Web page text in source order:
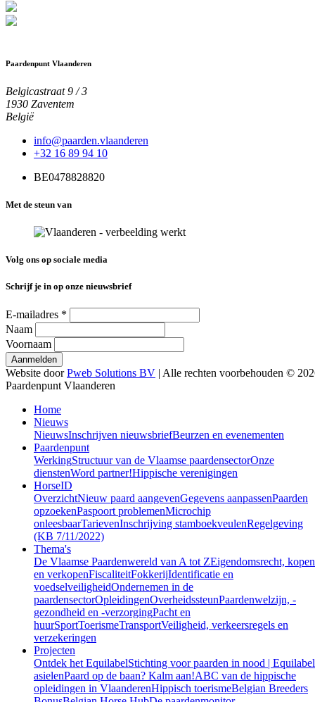
Paardenpunt Vlaanderen
Belgicastraat 9 / 3
1930 Zaventem
België
info@paarden.vlaanderen
+32 16 89 94 10
BE0478828820
Met de steun van
Volg ons op sociale media
Schrijf je in op onze nieuwsbrief
E-mailadres *
Naam
Voornaam
Website doorPweb Solutions BV | Alle rechten voorbehouden ©
Paardenpunt Vlaanderen
Home
Nieuws
NieuwsInschrijven nieuwsbriefBeurzen en evenementen
Paardenpunt
WerkingStructuur van de Vlaamse paardensectorOnze
dienstenWord partner!Hippische verenigingen
HorseID
OverzichtNieuw paard aangevenGegevens aanpassenPaarden
opzoekenPaspoort problemenMicrochip
onleesbaarTarievenInschrijving stamboekveulenRegelgeving
(KB 7/11/2022)
Thema's
De Vlaamse Paardenwereld van A tot ZEigendomsrecht, kopen
en verkopenFiscaliteitFokkerijIdentificatie en
voedselveiligheidOndernemen in de
paardensectorOpleidingenOverheidssteunPaardenwelzijn, -
gezondheid en -verzorgingPacht en
huurSportToerismeTransportVeiligheid, verkeersregels en
verzekeringen
Projecten
Ontdek het EquilabelStichting voor paarden in nood | Equilabel
asielenPaard op de baan? Kalm aan!ABC van de hippische
opleidingen in VlaanderenHippisch toerismeBelgian Breeders